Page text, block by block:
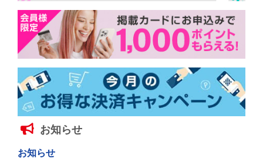
お知らせ
お知らせ